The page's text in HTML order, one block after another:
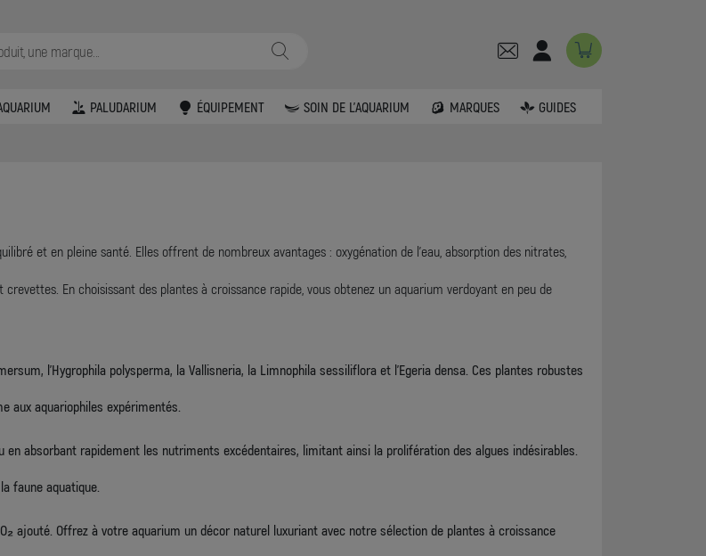
PALUDARIUM ÉQUIPEMENT SOIN DE L'AQUARIUM MARQUES GUIDES
et en pleine santé. Elles offrent de nombreux avantages : oxygénation de l’eau, absorption des nitrates,
En choisissant des plantes à croissance rapide, vous obtenez un aquarium verdoyant en peu de
l’Hygrophila polysperma, la Vallisneria, la Limnophila sessiliflora et l’Egeria densa. Ces plantes robustes
aux aquariophiles expérimentés.
en absorbant rapidement les nutriments excédentaires, limitant ainsi la prolifération des algues indésirables.
faune aquatique.
ajouté. Offrez à votre aquarium un décor naturel luxuriant avec notre sélection de plantes à croissance